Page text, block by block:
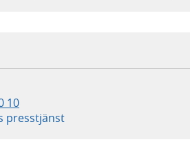
10
presstjänst